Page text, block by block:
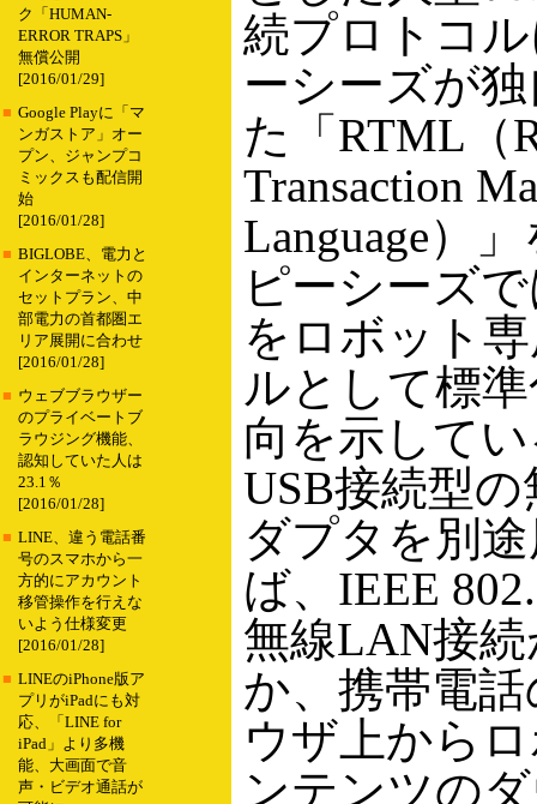
ク「HUMAN-
ERROR TRAPS」
無償公開
[2016/01/29]
■ Google Playに「マ
ンガストア」オー
プン、ジャンプコ
ミックスも配信開
始
[2016/01/28]
■ BIGLOBE、電力と
インターネットの
セットプラン、中
部電力の首都圏エ
リア展開に合わせ
[2016/01/28]
■ ウェブブラウザー
のプライベートブ
ラウジング機能、
認知していた人は
23.1％
[2016/01/28]
■ LINE、違う電話番
号のスマホから一
方的にアカウント
移管操作を行えな
いよう仕様変更
[2016/01/28]
■ LINEのiPhone版ア
プリがiPadにも対
応、「LINE for
iPad」より多機
能、大画面で音
声・ビデオ通話が
続プロトコ
ーシーズが
た「RTML（
Transaction
Language）
ピーシーズ
をロボット
ルとして標
向を示して
USB接続型
ダプタを別
ば、IEEE
無線LAN接
か、携帯電話
ウザ上から
ンテンツの